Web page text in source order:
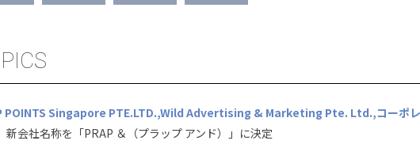
POINTS Singapore PTE.LTD. Wild Advertising & Marketing Pte. Ltd. コーポ
会社名称を「PRAP ＆（プラップ アンド）」に決定